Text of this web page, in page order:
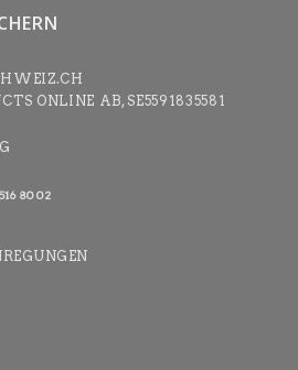
ONLINE AB, SE5591835581
80 02